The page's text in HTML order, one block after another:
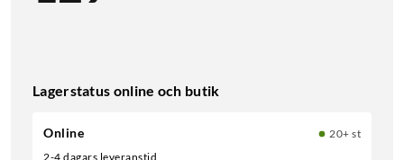
Lagerstatus online och butik
Online
20+ st
2-4 dagars leveranstid